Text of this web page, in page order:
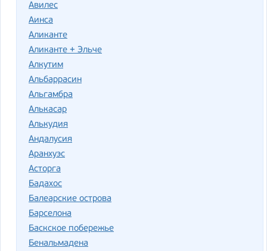
Авилес
Аинса
Аликанте
Аликанте + Эльче
Алкутим
Альбаррасин
Альгамбра
Алькасар
Алькудия
Андалусия
Аранхуэс
Асторга
Бадахос
Балеарские острова
Барселона
Баскское побережье
Бенальмадена